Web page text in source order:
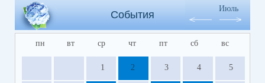
События
Июль
пн вт ср чт пт сб вс
1 2 3 4 5